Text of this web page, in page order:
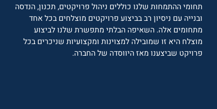
תחומי ההתמחות שלנו כוללים ניהול פרויקטים, תכנון, הנדסה
ובנייה עם ניסיון רב בביצוע פרויקטים מוצלחים בכל אחד
מתחומים אלה. השאיפה הבלתי מתפשרת שלנו לביצוע
מוצלח היא זו שמובילה למצוינות ומקצועיות שניכרים בכל
פרויקט שביצענו מאז היווסדה של החברה.